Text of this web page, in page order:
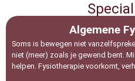
Algemene
Soms is bewegen niet
niet (meer) zoals je gewend bent.
helpen. Fysiotherapie voorkomt,